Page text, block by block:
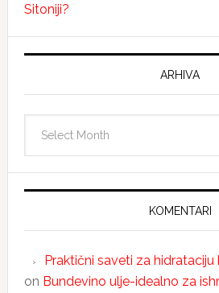
Sitoniji?
ARHIVA
KOMENTARI
Praktični saveti za
on Bundevino ulje-idealno za